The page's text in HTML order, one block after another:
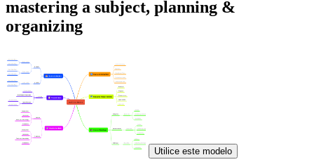
mastering a subject, planning &
organizing
Utilice este modelo